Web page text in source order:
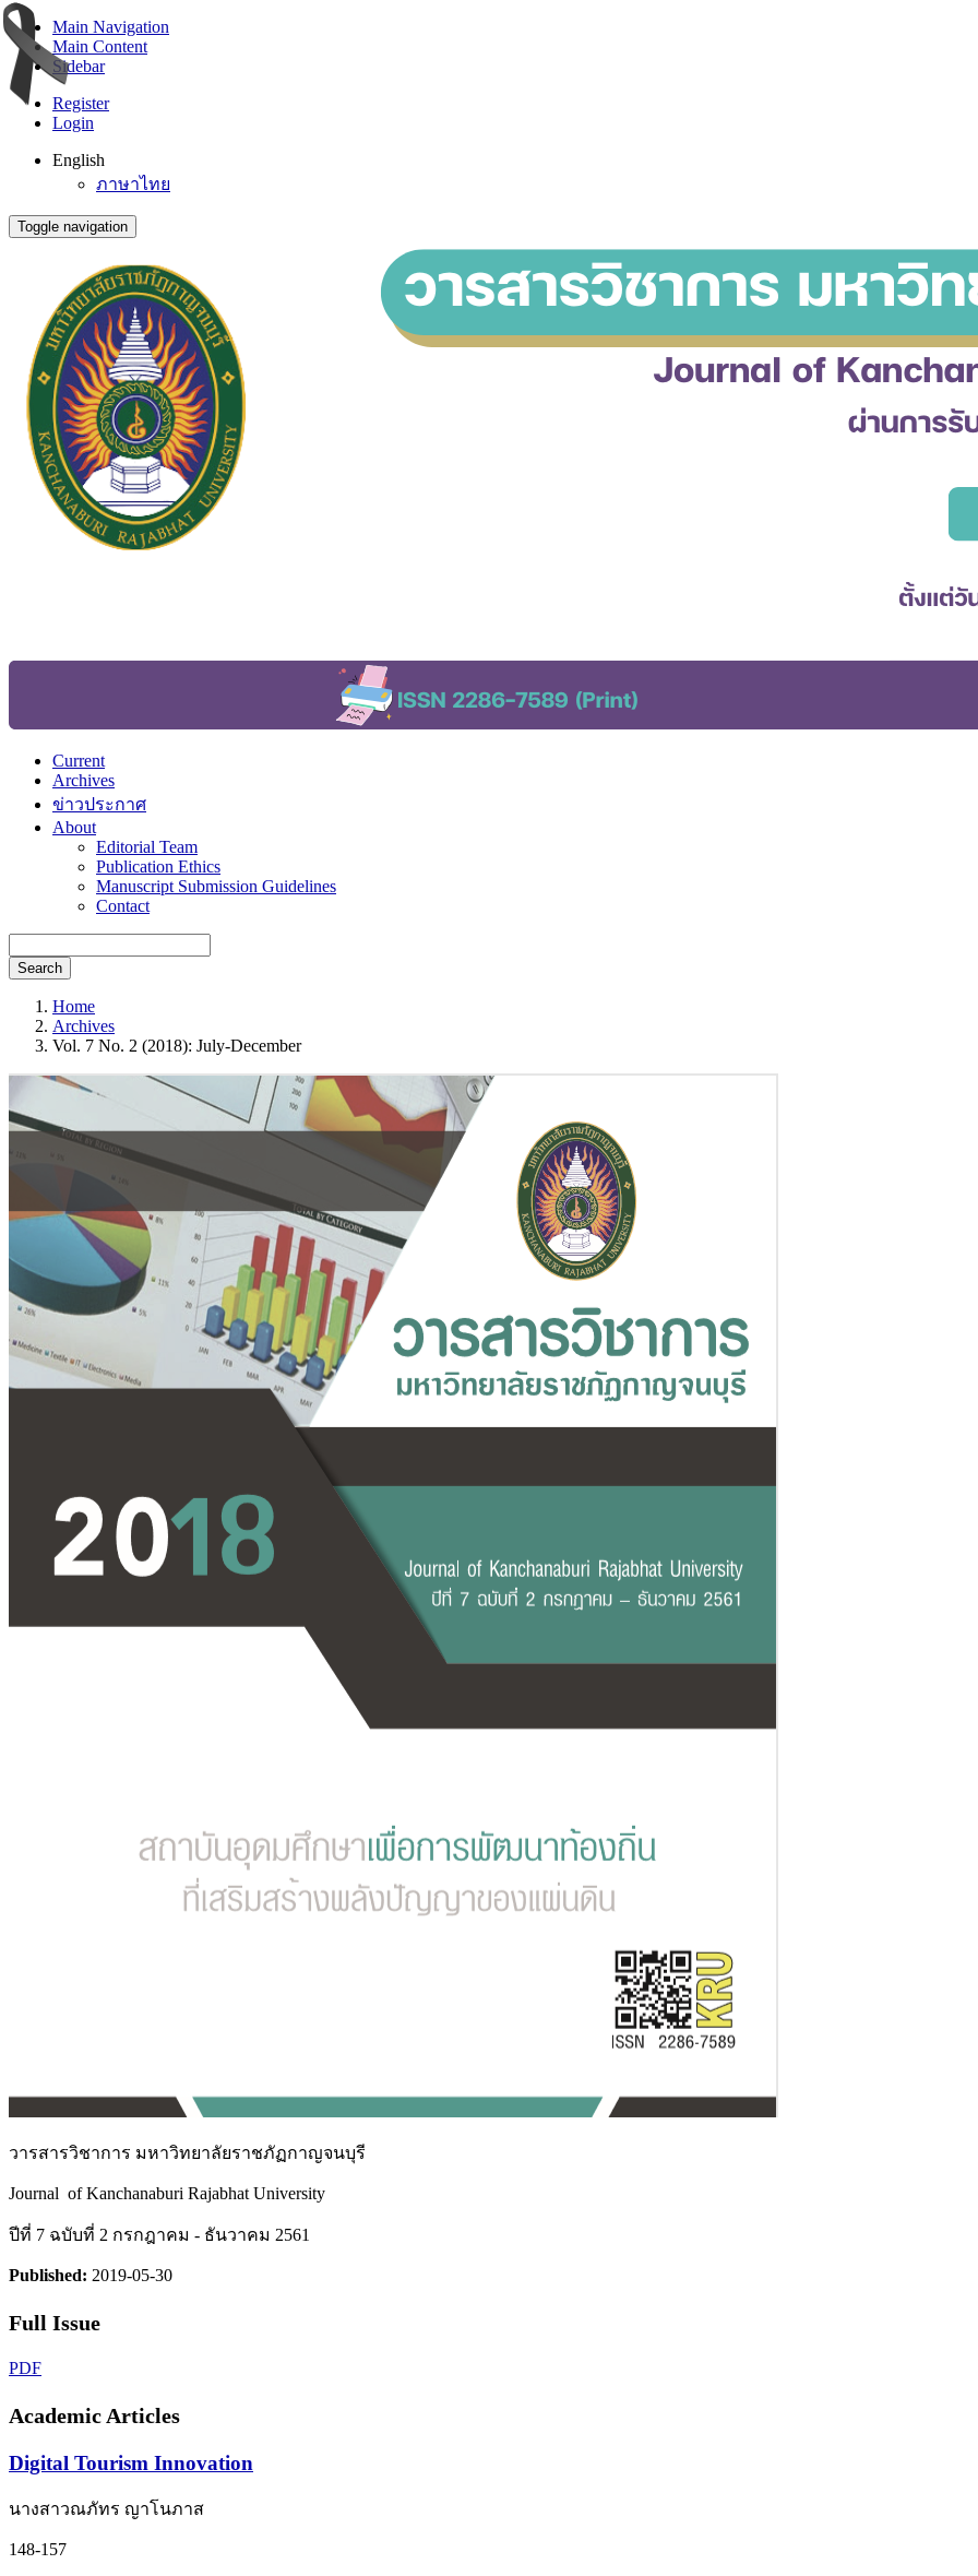
Main Navigation
Main Content
Sidebar
Register
Login
English
ภาษาไทย
Toggle navigation
Current
Archives
ข่าวประกาศ
About
Editorial Team
Publication Ethics
Manuscript Submission Guidelines
Contact
Search
Home
Archives
Vol. 7 No. 2 (2018): July-December
วารสารวิชาการ มหาวิทยาลัยราชภัฏกาญจนบุรี
Journal of Kanchanaburi Rajabhat University
ปีที่ 7 ฉบับที่ 2 กรกฎาคม - ธันวาคม 2561
Published: 2019-05-30
Full Issue
PDF
Academic Articles
Digital Tourism Innovation
นางสาวณภัทร ญาโนภาส
148-157